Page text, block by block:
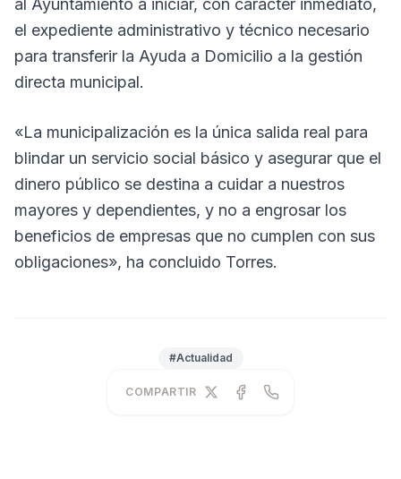
al Ayuntamiento a iniciar, con carácter inmediato,
el expediente administrativo y técnico necesario
para transferir la Ayuda a Domicilio a la gestión
directa municipal.
«La municipalización es la única salida real para
blindar un servicio social básico y asegurar que el
dinero público se destina a cuidar a nuestros
mayores y dependientes, y no a engrosar los
beneficios de empresas que no cumplen con sus
obligaciones», ha concluido Torres.
#Actualidad
COMPARTIR